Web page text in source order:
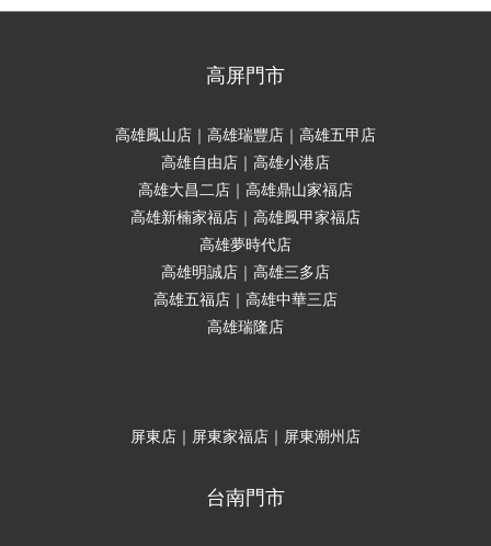
高屏門市
高雄鳳山店｜高雄瑞豐店｜高雄五甲店
高雄自由店｜高雄小港店
高雄大昌二店｜高雄鼎山家福店
高雄新楠家福店｜高雄鳳甲家福店
高雄夢時代店
高雄明誠店｜高雄三多店
高雄五福店｜高雄中華三店
高雄瑞隆店
屏東店｜屏東家福店｜屏東潮州店
台南門市